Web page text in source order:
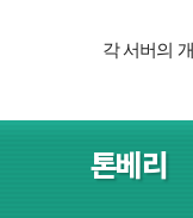
각 서버의
톤베리